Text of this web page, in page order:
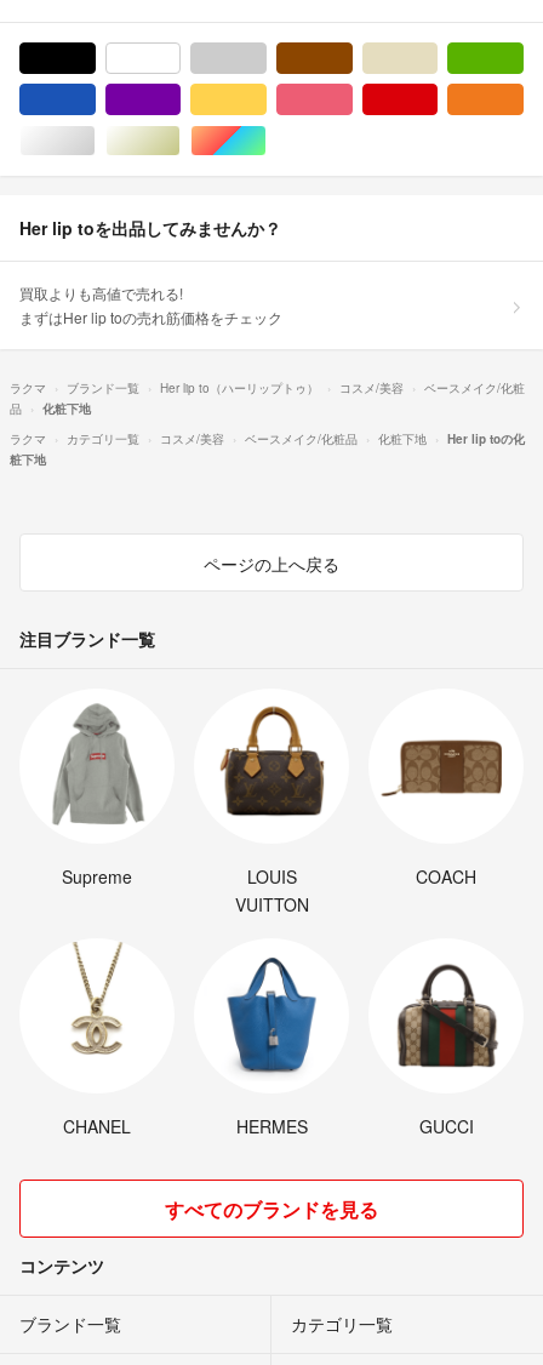
シルバー/銀色系ゴールド/金色系マルチカラー
Her lip toを出品してみませんか？
買取よりも高値で売れる!
まずはHer lip toの売れ筋価格をチェック
ラクマ ブランド一覧 Her lip to（ハーリップトゥ） コスメ/美容
ベースメイク/化粧
品
化粧下地
ラクマ
カテゴリ一覧 コスメ/美容 ベースメイク/化粧品 化粧下地
Her lip toの化
粧下地
ページの上へ戻る
注目ブランド一覧
Supreme
LOUIS
VUITTON
COACH
CHANEL HERMES GUCCI
すべてのブランドを見る
コンテンツ
ブランド一覧 カテゴリ一覧